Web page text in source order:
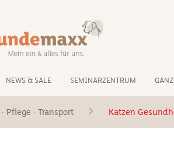
NEWS & SALE SEMINARZENTRUM
Pflege · Transport Katzen